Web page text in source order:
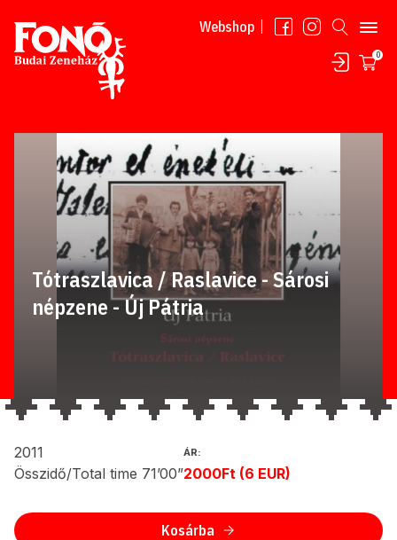
Tovább a tartalomhoz Webshop
0
Tótraszlavica / Raslavice - Sárosi
népzene - Új Pátria
2011
Összidő/Total time 71’00”
ÁR:
2000Ft (6 EUR)
Kosárba